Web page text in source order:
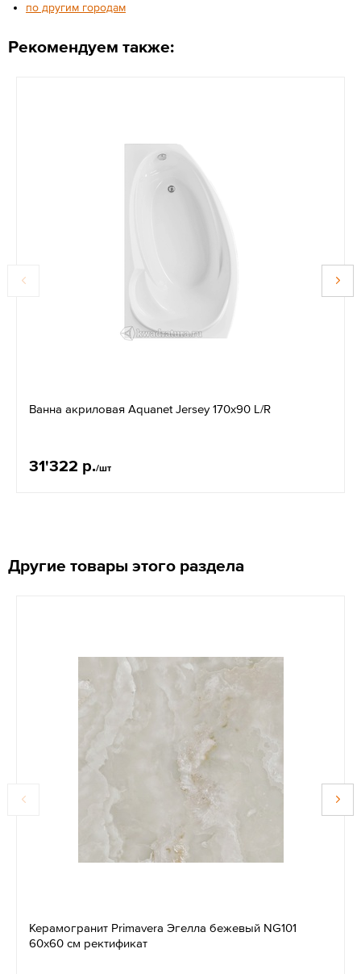
по другим городам
Рекомендуем также:
Ванна акриловая Aquanet Jersey 170x90 L/R
31'322 р./шт
Другие товары этого раздела
Керамогранит Primavera Эгелла бежевый NG101
60x60 см ректификат